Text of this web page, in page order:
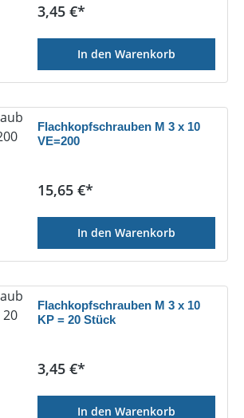
Regulärer Preis:
3,45 €*
In den Warenkorb
Flachkopfschrauben M 3 x 10
VE=200
Regulärer Preis:
15,65 €*
In den Warenkorb
Flachkopfschrauben M 3 x 10
KP = 20 Stück
Regulärer Preis:
3,45 €*
In den Warenkorb